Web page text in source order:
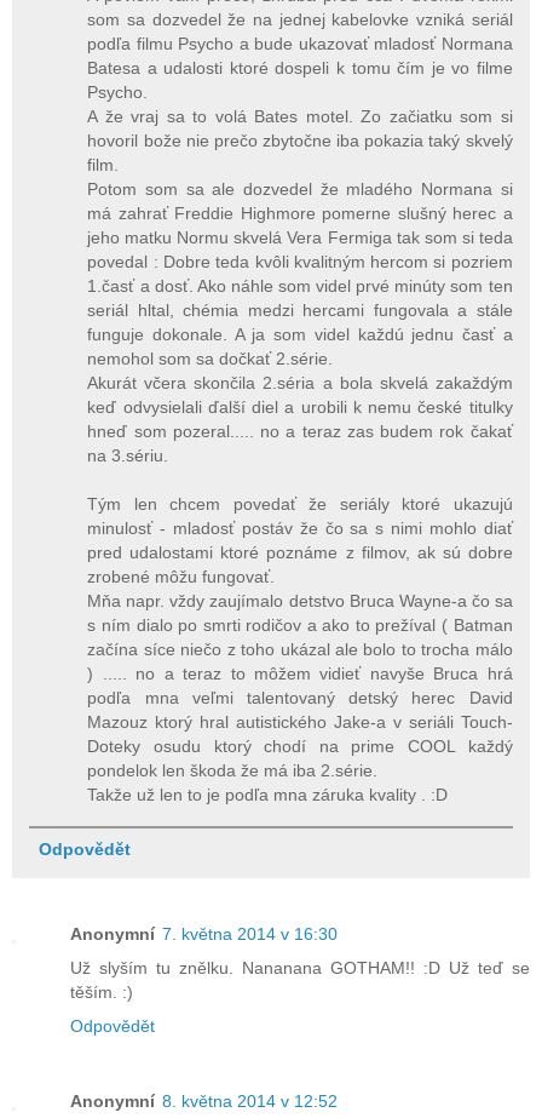
som sa dozvedel že na jednej kabelovke vzniká seriál
podľa filmu Psycho a bude ukazovať mladosť Normana
Batesa a udalosti ktoré dospeli k tomu čím je vo filme
Psycho.
A že vraj sa to volá Bates motel. Zo začiatku som si
hovoril bože nie prečo zbytočne iba pokazia taký skvelý
film.
Potom som sa ale dozvedel že mladého Normana si
má zahrať Freddie Highmore pomerne slušný herec a
jeho matku Normu skvelá Vera Fermiga tak som si teda
povedal : Dobre teda kvôli kvalitným hercom si pozriem
1.časť a dosť. Ako náhle som videl prvé minúty som ten
seriál hltal, chémia medzi hercami fungovala a stále
funguje dokonale. A ja som videl každú jednu časť a
nemohol som sa dočkať 2.série.
Akurát včera skončila 2.séria a bola skvelá zakaždým
keď odvysielali ďalší diel a urobili k nemu české titulky
hneď som pozeral..... no a teraz zas budem rok čakať
na 3.sériu.
Tým len chcem povedať že seriály ktoré ukazujú
minulosť - mladosť postáv že čo sa s nimi mohlo diať
pred udalostami ktoré poznáme z filmov, ak sú dobre
zrobené môžu fungovať.
Mňa napr. vždy zaujímalo detstvo Bruca Wayne-a čo sa
s ním dialo po smrti rodičov a ako to prežíval ( Batman
začína síce niečo z toho ukázal ale bolo to trocha málo
) ..... no a teraz to môžem vidieť navyše Bruca hrá
podľa mna veľmi talentovaný detský herec David
Mazouz ktorý hral autistického Jake-a v seriáli Touch-
Doteky osudu ktorý chodí na prime COOL každý
pondelok len škoda že má iba 2.série.
Takže už len to je podľa mna záruka kvality . :D
Odpovědět
Anonymní 7. května 2014 v 16:30
Už slyším tu znělku. Nananana GOTHAM!! :D Už teď se
těším. :)
Odpovědět
Anonymní 8. května 2014 v 12:52